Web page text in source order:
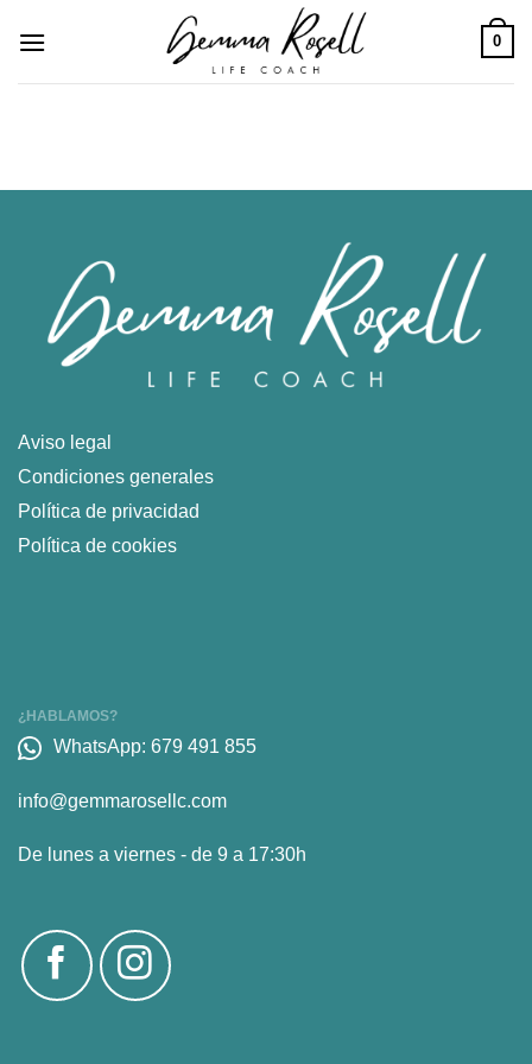
0
Aviso legal
Condiciones generales
Política de privacidad
Política de cookies
¿HABLAMOS?
WhatsApp: 679 491 855
info@gemmarosellc.com
De lunes a viernes - de 9 a 17:30h